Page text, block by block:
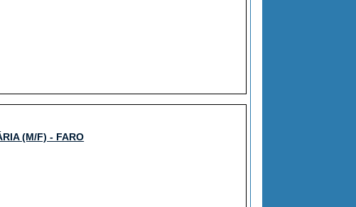
(M/F) - FARO